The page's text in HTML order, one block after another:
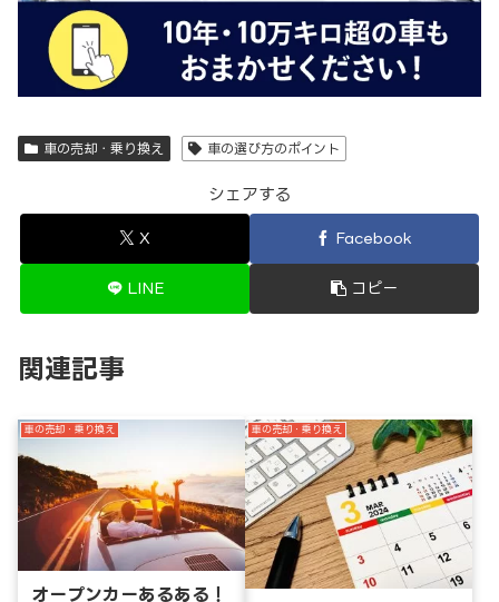
車の売却・乗り換え 車の選び方のポイント
シェアする
X Facebook
LINE コピー
関連記事
車の売却・乗り換え
オープンカーあるある！
車の売却・乗り換え